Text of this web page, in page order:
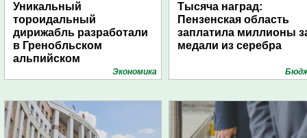
Уникальный
тороидальный
дирижабль разработали
в Гренобльском
альпийском
Экономика
Тысяча наград:
Пензенская область
заплатила миллионы
медали из серебра